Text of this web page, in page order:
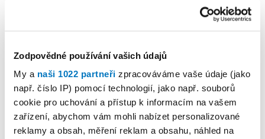
Zodpovědné používání vašich údajů
My a naši 1022 partneři zpracováváme vaše údaje (jako
např. číslo IP) pomocí technologií, jako např. souborů
cookie pro uchování a přístup k informacím na vašem
zařízení, abychom vám mohli nabízet personalizované
reklamy a obsah, měření reklam a obsahu, náhled na
ReklamaKoupit reklamu